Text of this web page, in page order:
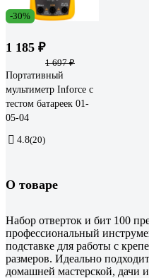
-30%
1 185 ₽
1 697 ₽
Портативный
мультиметр Inforce с
тестом батареек 01-
05-04
4.8(20)
О товаре
Набор отверток и бит 100
профессиональный
подставке для работы с
размеров. Идеально
домашней мастерской, дачи